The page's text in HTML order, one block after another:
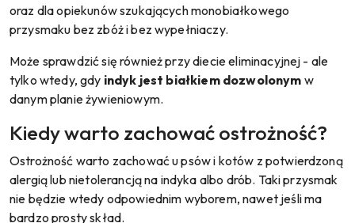
oraz dla opiekunów szukających monobiałkowego
przysmaku bez zbóż i bez wypełniaczy.
Może sprawdzić się również przy diecie eliminacyjnej - ale
tylko wtedy, gdy indyk jest białkiem dozwolonym w
danym planie żywieniowym.
Kiedy warto zachować ostrożność?
Ostrożność warto zachować u psów i kotów z potwierdzoną
alergią lub nietolerancją na indyka albo drób. Taki przysmak
nie będzie wtedy odpowiednim wyborem, nawet jeśli ma
bardzo prosty skład.